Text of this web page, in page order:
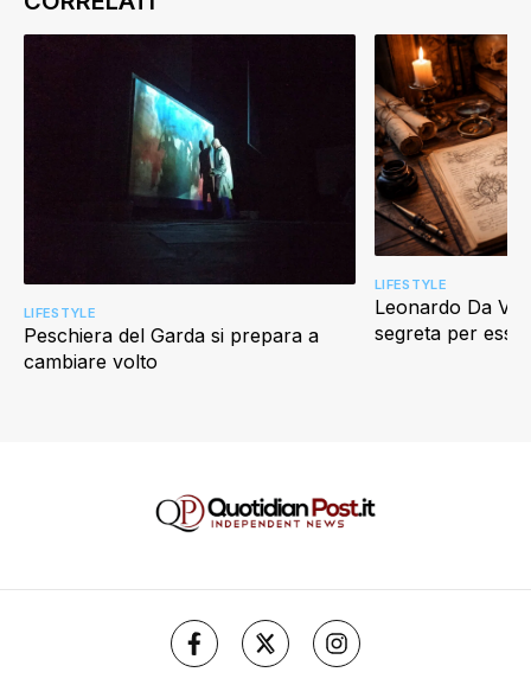
Peschiera del Garda si prepara a
cambiare volto
LIFESTYLE
Leonardo Da
segreta per
LIFESTYLE